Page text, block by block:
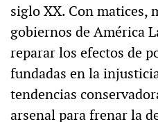
siglo XX. Con matices,
gobiernos de América
reparar los efectos de
fundadas en la
tendencias
arsenal para frenar la